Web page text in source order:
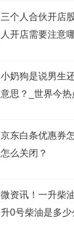
三个人合伙开店
人开店需要注意
小奶狗是说男生
意思？_世界今热
京东白条优惠券
怎么关闭？
微资讯！一升柴
升0号柴油是多少